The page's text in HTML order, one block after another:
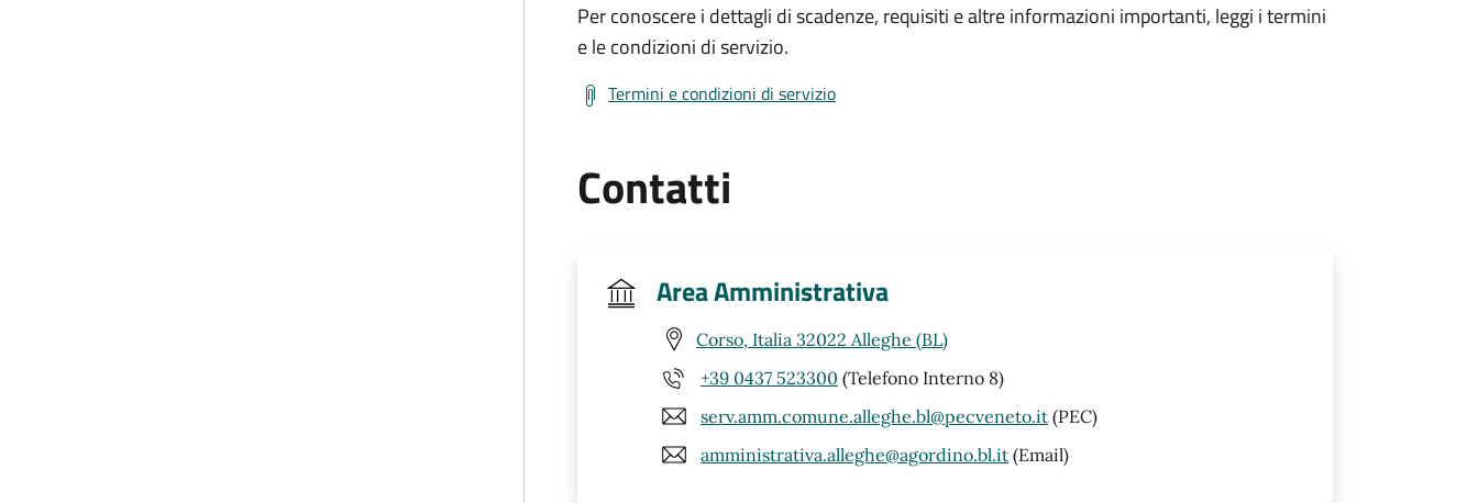
Per conoscere i dettagli di scadenze, requisiti e altre informazioni importanti, leggi i termini
e le condizioni di servizio.
Termini e condizioni di servizio
Contatti
Area Amministrativa
Corso, Italia 32022 Alleghe (BL)
+39 0437 523300 (Telefono Interno 8)
serv.amm.comune.alleghe.bl@pecveneto.it (PEC)
amministrativa.alleghe@agordino.bl.it (Email)